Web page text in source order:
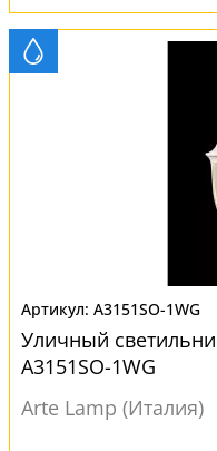
A3151SO-1WG
Уличный
A3151SO-1WG
Arte Lamp (Италия)